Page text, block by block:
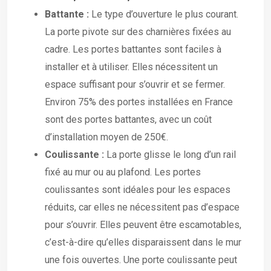
Battante : Le type d’ouverture le plus courant.
La porte pivote sur des charnières fixées au
cadre. Les portes battantes sont faciles à
installer et à utiliser. Elles nécessitent un
espace suffisant pour s’ouvrir et se fermer.
Environ 75% des portes installées en France
sont des portes battantes, avec un coût
d’installation moyen de 250€.
Coulissante : La porte glisse le long d’un rail
fixé au mur ou au plafond. Les portes
coulissantes sont idéales pour les espaces
réduits, car elles ne nécessitent pas d’espace
pour s’ouvrir. Elles peuvent être escamotables,
c’est-à-dire qu’elles disparaissent dans le mur
une fois ouvertes. Une porte coulissante peut